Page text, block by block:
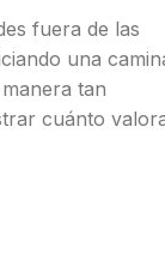
fuera de las
una
tan
cuánto